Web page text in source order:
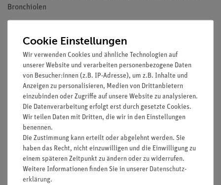
Bronchiolen
Kernäquivalente - Spirogyra, Schraubenalge,
Konjugationsstadien und Zygoten - Psalliota, Champignon,
Fruchtkörper (Hut) eines Ständerpilzes mit Basidien und
Sporen - Morchella, Morchel, Fruchtkörper eines
Schlauchpilzes mit Asci und Sporen - Marchantia, Lebermoos,
Antheridienträger längs - Marchantia, Lebermoos,
Archegonienträger längs - Pteridium, Adlerfarn, Rhizom mit
Leitbündeln, quer - Aspidium, Wurmfarn, Blatt mit Sporangien
und Sporen quer - Blütenpflanzen - Elodea, Wasserpest,
Stammspitze längs. Vegetationskegel, Meristemgewebe,
Blattentwicklung - Dahlia, Dahlie, Knolle mit Inulinkristallen,
quer - Allium cepa, Küchenzwiebel, trockene Schale mit
Kalziumoxalatkristallen, total - Pirus, Birne, Steinzellen aus
Cookie Einstellungen
Wir verwenden Cookies und ähnliche Technologien auf
unserer Website und verarbeiten personenbezogene Daten
von Besucher:innen (z.B. IP-Adresse), um z.B. Inhalte und
Anzeigen zu personalisieren, Medien von Drittanbietern
einzubinden oder Zugriffe auf unsere Website zu analysieren.
Die Datenverarbeitung erfolgt erst durch gesetzte Cookies.
Wir teilen Daten mit Dritten, die wir in den Einstellungen
benennen.
Die Zustimmung kann erteilt oder abgelehnt werden. Sie
haben das Recht, nicht einzuwilligen und die Einwilligung zu
einem späteren Zeitpunkt zu ändern oder zu widerrufen.
Weitere Informationen finden Sie in unserer Daten­schutz­
erklärung.